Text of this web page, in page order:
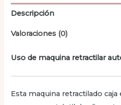
Descripción
Valoraciones (0)
Uso de maquina retractilar
Esta maquina retractilado caja